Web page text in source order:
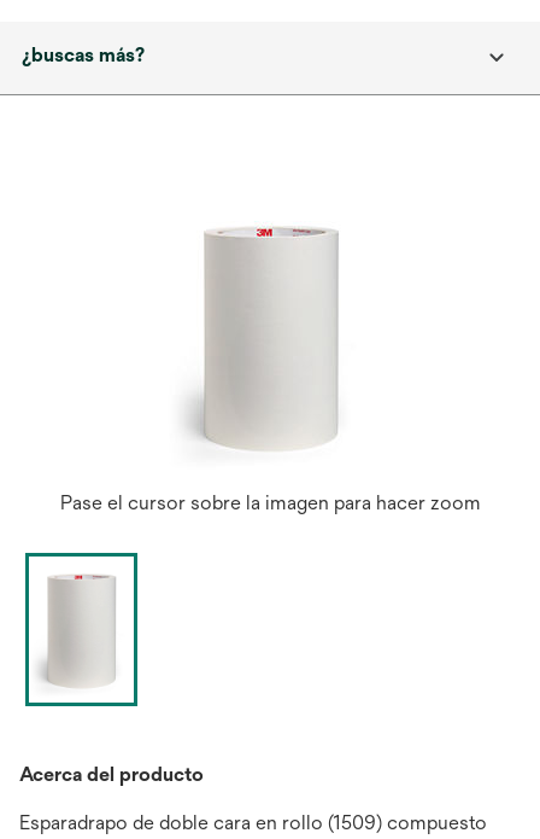
¿buscas más?
Pase el cursor sobre la imagen para hacer zoom
Acerca del producto
Esparadrapo de doble cara en rollo (1509) compuesto